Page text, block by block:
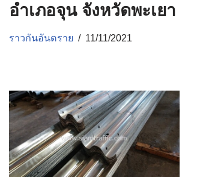
อำเภอจุน จังหวัดพะเยา
ราวกันอันตราย 11/11/2021